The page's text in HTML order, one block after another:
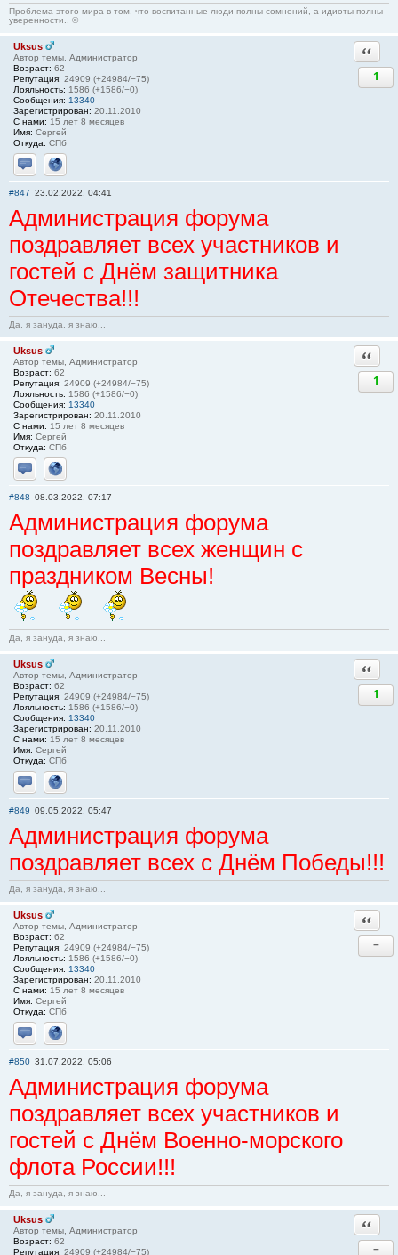
Проблема этого мира в том, что воспитанные люди полны сомнений, а идиоты полны
уверенности.. ©
Uksus
Автор темы, Администратор
Возраст: 62
Репутация: 24909 (+24984/−75)
Лояльность: 1586 (+1586/−0)
Сообщения: 13340
Зарегистрирован: 20.11.2010
С нами: 15 лет 8 месяцев
Имя: Сергей
Откуда: СПб
Отправить личное сообщение
Сайт
1
#847 23.02.2022, 04:41
Администрация форума
поздравляет всех участников и
гостей с Днём защитника
Отечества!!!
Да, я зануда, я знаю...
Uksus
Автор темы, Администратор
Возраст: 62
Репутация: 24909 (+24984/−75)
Лояльность: 1586 (+1586/−0)
Сообщения: 13340
Зарегистрирован: 20.11.2010
С нами: 15 лет 8 месяцев
Имя: Сергей
Откуда: СПб
Отправить личное сообщение
Сайт
1
#848 08.03.2022, 07:17
Администрация форума
поздравляет всех женщин с
праздником Весны!
Да, я зануда, я знаю...
Uksus
Автор темы, Администратор
Возраст: 62
Репутация: 24909 (+24984/−75)
Лояльность: 1586 (+1586/−0)
Сообщения: 13340
Зарегистрирован: 20.11.2010
С нами: 15 лет 8 месяцев
Имя: Сергей
Откуда: СПб
Отправить личное сообщение
Сайт
1
#849 09.05.2022, 05:47
Администрация форума
поздравляет всех с Днём Победы!!!
Да, я зануда, я знаю...
Uksus
Автор темы, Администратор
Возраст: 62
Репутация: 24909 (+24984/−75)
Лояльность: 1586 (+1586/−0)
Сообщения: 13340
Зарегистрирован: 20.11.2010
С нами: 15 лет 8 месяцев
Имя: Сергей
Откуда: СПб
Отправить личное сообщение
Сайт
−
#850 31.07.2022, 05:06
Администрация форума
поздравляет всех участников и
гостей с Днём Военно-морского
флота России!!!
Да, я зануда, я знаю...
Uksus
Автор темы, Администратор
Возраст: 62
Репутация: 24909 (+24984/−75)
−